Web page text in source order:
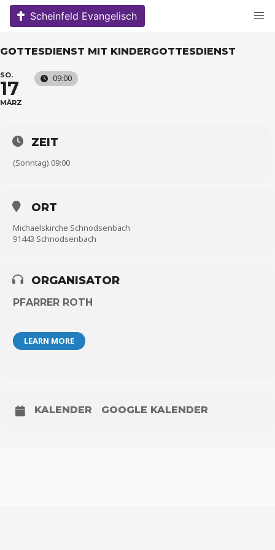
Skip
Scheinfeld Evangelisch
GOTTESDIENST MIT KINDERGOTTESDIENST
SO.
17
MÄRZ
09:00
ZEIT
(Sonntag) 09:00
ORT
Michaelskirche Schnodsenbach
91443 Schnodsenbach
ORGANISATOR
PFARRER ROTH
LEARN MORE
KALENDER GOOGLE KALENDER